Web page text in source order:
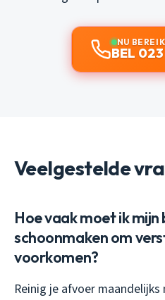
NU
BEL
Veelgestelde
Hoe vaak moet ik mijn
schoonmaken om
voorkomen?
Reinig je afvoer